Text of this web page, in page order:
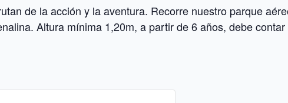
de la acción y la aventura. Recorre nuestro parque
Altura mínima 1,20m, a partir de 6 años, debe